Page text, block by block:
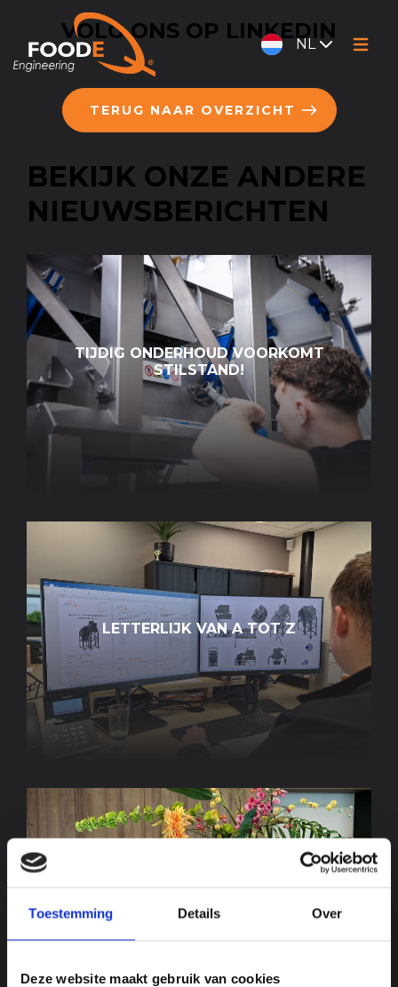
Toestemming Details Over
Deze website maakt gebruik van cookies
NL
VOLG ONS OP LINKEDIN
TERUG NAAR OVERZICHT
BEKIJK ONZE ANDERE
NIEUWSBERICHTEN
TIJDIG ONDERHOUD VOORKOMT
STILSTAND!
LETTERLIJK VAN A TOT Z